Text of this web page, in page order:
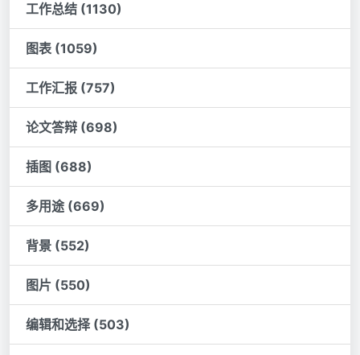
工作总结 (1130)
图表 (1059)
工作汇报 (757)
论文答辩 (698)
插图 (688)
多用途 (669)
背景 (552)
图片 (550)
编辑和选择 (503)